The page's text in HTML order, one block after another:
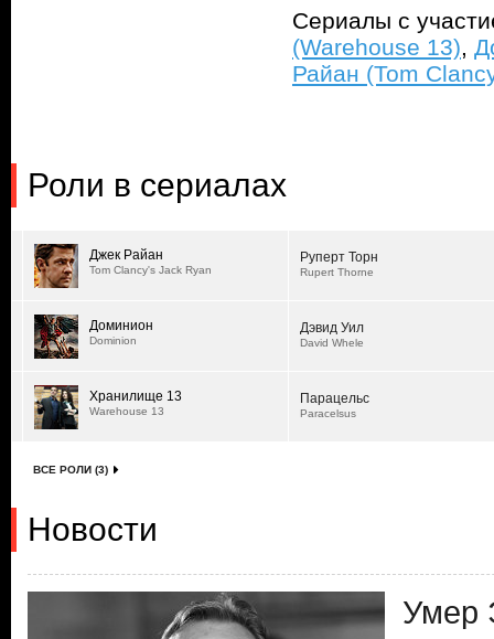
Сериалы с
(Warehouse 13),
Райан (Tom
Роли в сериалах
Джек Райан
Tom Clancy's Jack Ryan
Руперт Торн
Rupert Thorne
Доминион
Dominion
Дэвид Уил
David Whele
Хранилище 13
Warehouse 13
Парацельс
Paracelsus
ВСЕ РОЛИ (3)
Новости
Умер